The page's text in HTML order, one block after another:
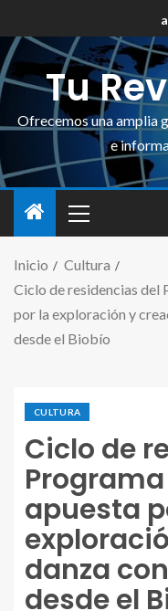
Tu
Ofrecemos una amplia
e
Inicio
Cultura
Ciclo de residencias del
por la exploración y
desde el Biobío
CULTURA
Ciclo de
Programa
apuesta
danza
desde el